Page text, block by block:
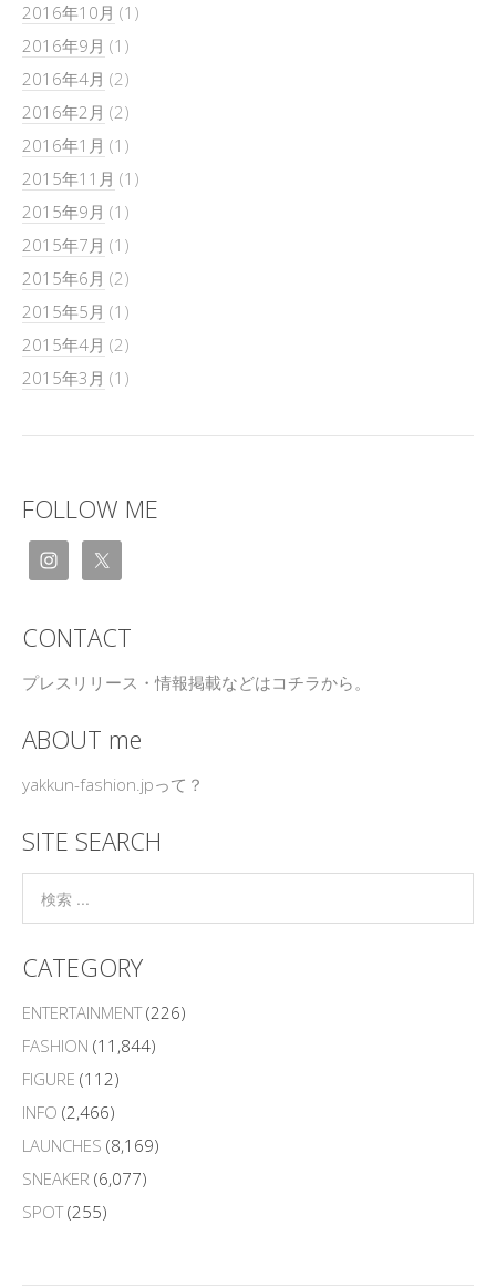
2016年10月 (1)
2016年9月 (1)
2016年4月 (2)
2016年2月 (2)
2016年1月 (1)
2015年11月 (1)
2015年9月 (1)
2015年7月 (1)
2015年6月 (2)
2015年5月 (1)
2015年4月 (2)
2015年3月 (1)
FOLLOW ME
CONTACT
プレスリリース・情報掲載などはコチラから。
ABOUT me
yakkun-fashion.jpって？
SITE SEARCH
CATEGORY
ENTERTAINMENT(226)
FASHION (11,844)
FIGURE (112)
INFO (2,466)
LAUNCHES (8,169)
SNEAKER (6,077)
SPOT(255)